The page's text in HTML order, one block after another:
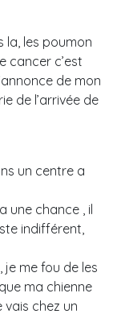
la, les poumon
cancer c’est
de mon
de l’arrivée de
un centre a
une chance , il
indifférent,
je me fou de les
ma chienne
vais chez un